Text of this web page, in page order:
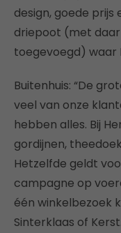
design, goede prijs
driepoot (met daar
toegevoegd) waar
Buitenhuis: “De
veel van onze
hebben alles. Bij
gordijnen,
Hetzelfde geldt
campagne op
één winkelbezoek
Sinterklaas of